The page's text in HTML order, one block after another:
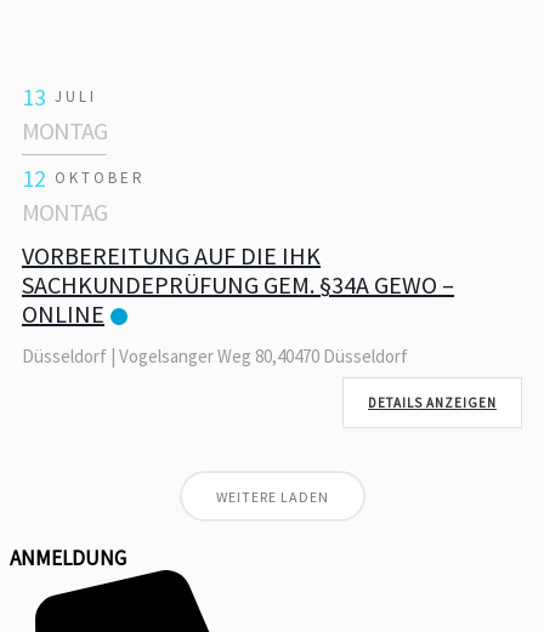
13 JULI
MONTAG
12 OKTOBER
MONTAG
VORBEREITUNG AUF DIE IHK
SACHKUNDEPRÜFUNG GEM. §34A GEWO –
ONLINE
Düsseldorf | Vogelsanger Weg 80,40470 Düsseldorf
DETAILS ANZEIGEN
WEITERE LADEN
ANMELDUNG